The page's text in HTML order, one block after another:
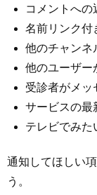
コメントへの
名前リンク付
他のチャンネ
他のユーザー
受診者がメッ
サービスの最
テレビでみた
通知してほしい
う。